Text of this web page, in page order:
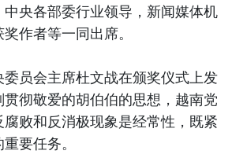
央各部委行业领导，新闻媒体机
作者等一同出席。
员会主席杜文战在颁奖仪式上发
彻敬爱的胡伯伯的思想，越南党
败和反消极现象是经常性，既紧
要任务。